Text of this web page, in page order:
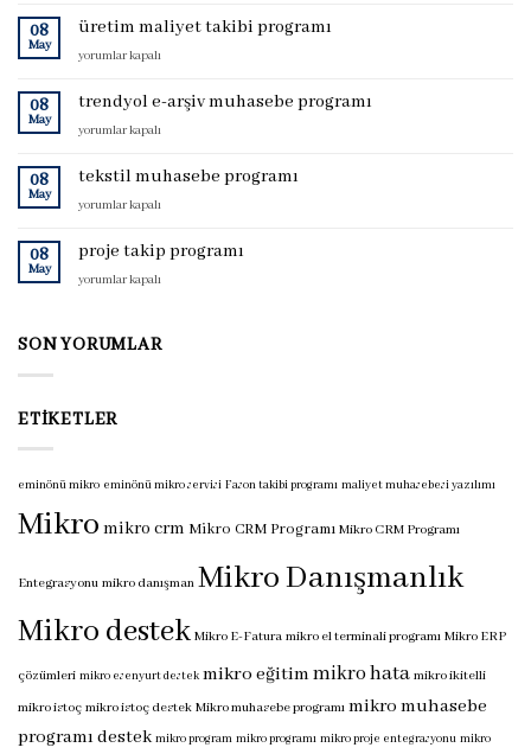
programı
08
May
üretim maliyet takibi programı
üretim
takibi
için
yorumlar kapalı
08
May
trendyol e-arşiv muhasebe programı
trendyol
arşiv
programı
yorumlar kapalı
08
May
tekstil muhasebe programı
tekstil
programı
yorumlar kapalı
08
May
proje takip programı
proje
için
yorumlar kapalı
SON YORUMLAR
ETIKETLER
eminönü mikro eminönü mikro servisi Fason takibi programı maliyet muhasebesi yazılımı
Mikro mikro crm Mikro CRM Programı Mikro CRM Programı
Entegrasyonu mikro danışman Mikro Danışmanlık
Mikro destek Mikro E-Fatura mikro el terminali programı Mikro ERP
çözümleri mikro esenyurt destek mikro eğitimmikro hata mikro ikitelli
mikro istoç mikro istoç destek Mikro muhasebe programı mikro muhasebe
programı destek mikro program mikro programı mikro proje entegrasyonu mikro